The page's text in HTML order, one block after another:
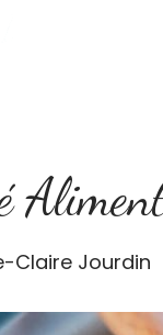
Claire Jourdin